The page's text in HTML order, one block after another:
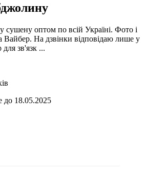
оптом по всій Україні. Фото і
Вайбер. На дзвінки відповідаю лише у
зв'язк ...
до 18.05.2025